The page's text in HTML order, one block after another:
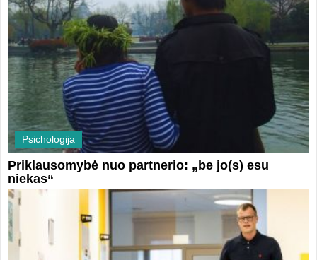
Psichologija
Priklausomybė nuo partnerio: „be jo(s) esu
niekas“